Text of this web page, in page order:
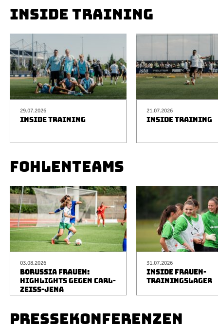
INSIDE TRAINING
29.07.2026
INSIDE TRAINING
21.07.2026
INSIDE TRAINING
FOHLENTEAMS
03.08.2026
BORUSSIA FRAUEN:
HIGHLIGHTS GEGEN CARL-
ZEISS-JENA
31.07.2026
INSIDE FRAUEN-
TRAININGSLAGER
PRESSEKONFERENZEN